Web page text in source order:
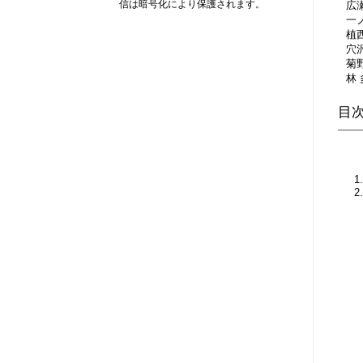
広
一
植
穴
菊
林
目
信は暗号化により保護されます。